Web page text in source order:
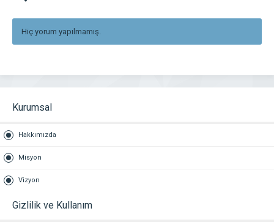
Hiç yorum yapılmamış.
Kurumsal
Hakkımızda
Misyon
Vizyon
Gizlilik ve Kullanım